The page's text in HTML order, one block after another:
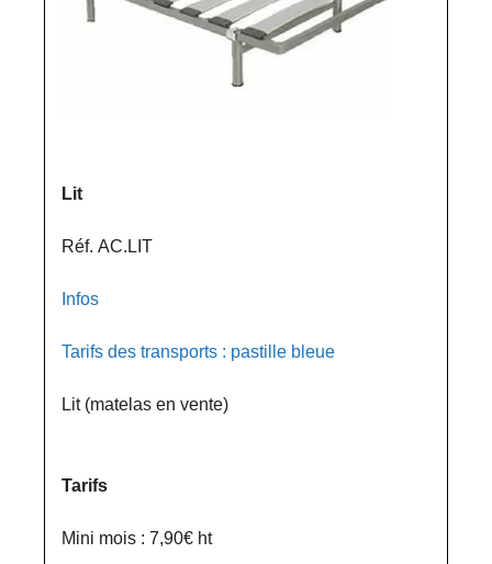
Lit
Réf. AC.LIT
Infos
Tarifs des transports : pastille bleue
Lit (matelas en vente)
Tarifs
Mini mois : 7,90€ ht